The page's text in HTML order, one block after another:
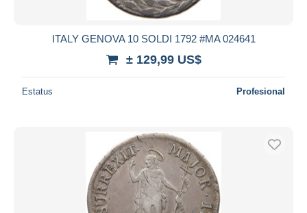
ITALY GENOVA 10 SOLDI 1792 #MA 024641
± 129,99 US$
Estatus Profesional